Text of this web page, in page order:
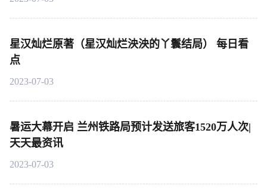
星汉灿烂原著（星汉灿烂泱泱的丫鬟结局） 每日看
点
2023-07-03
暑运大幕开启 兰州铁路局预计发送旅客1520万人次|
天天最资讯
2023-07-03